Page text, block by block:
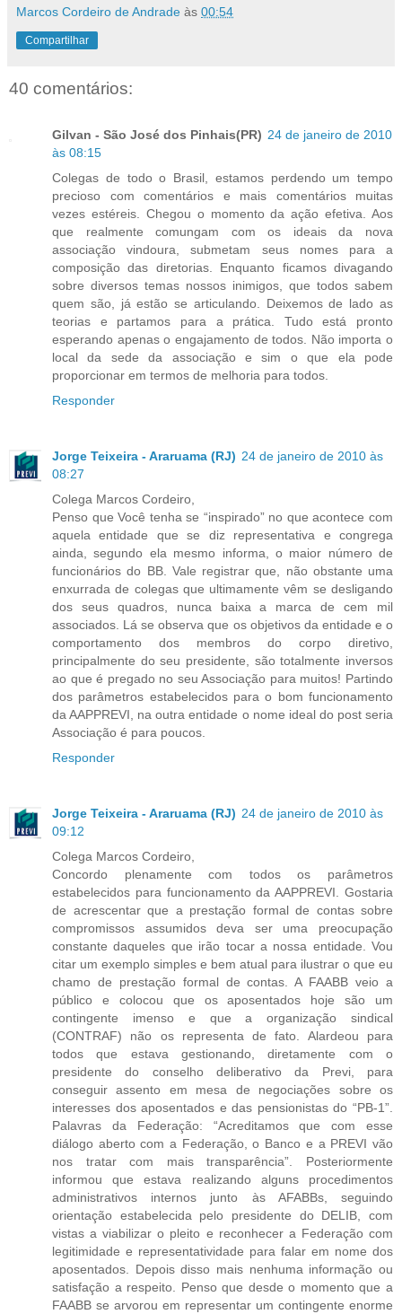
Marcos Cordeiro de Andrade às 00:54
Compartilhar
40 comentários:
Gilvan - São José dos Pinhais(PR) 24 de janeiro de 2010
às 08:15
Colegas de todo o Brasil, estamos perdendo um tempo
precioso com comentários e mais comentários muitas
vezes estéreis. Chegou o momento da ação efetiva. Aos
que realmente comungam com os ideais da nova
associação vindoura, submetam seus nomes para a
composição das diretorias. Enquanto ficamos divagando
sobre diversos temas nossos inimigos, que todos sabem
quem são, já estão se articulando. Deixemos de lado as
teorias e partamos para a prática. Tudo está pronto
esperando apenas o engajamento de todos. Não importa o
local da sede da associação e sim o que ela pode
proporcionar em termos de melhoria para todos.
Responder
Jorge Teixeira - Araruama (RJ) 24 de janeiro de 2010 às
08:27
Colega Marcos Cordeiro,
Penso que Você tenha se “inspirado” no que acontece com
aquela entidade que se diz representativa e congrega
ainda, segundo ela mesmo informa, o maior número de
funcionários do BB. Vale registrar que, não obstante uma
enxurrada de colegas que ultimamente vêm se desligando
dos seus quadros, nunca baixa a marca de cem mil
associados. Lá se observa que os objetivos da entidade e o
comportamento dos membros do corpo diretivo,
principalmente do seu presidente, são totalmente inversos
ao que é pregado no seu Associação para muitos! Partindo
dos parâmetros estabelecidos para o bom funcionamento
da AAPPREVI, na outra entidade o nome ideal do post seria
Associação é para poucos.
Responder
Jorge Teixeira - Araruama (RJ) 24 de janeiro de 2010 às
09:12
Colega Marcos Cordeiro,
Concordo plenamente com todos os parâmetros
estabelecidos para funcionamento da AAPPREVI. Gostaria
de acrescentar que a prestação formal de contas sobre
compromissos assumidos deva ser uma preocupação
constante daqueles que irão tocar a nossa entidade. Vou
citar um exemplo simples e bem atual para ilustrar o que eu
chamo de prestação formal de contas. A FAABB veio a
público e colocou que os aposentados hoje são um
contingente imenso e que a organização sindical
(CONTRAF) não os representa de fato. Alardeou para
todos que estava gestionando, diretamente com o
presidente do conselho deliberativo da Previ, para
conseguir assento em mesa de negociações sobre os
interesses dos aposentados e das pensionistas do “PB-1”.
Palavras da Federação: “Acreditamos que com esse
diálogo aberto com a Federação, o Banco e a PREVI vão
nos tratar com mais transparência”. Posteriormente
informou que estava realizando alguns procedimentos
administrativos internos junto às AFABBs, seguindo
orientação estabelecida pelo presidente do DELIB, com
vistas a viabilizar o pleito e reconhecer a Federação com
legitimidade e representatividade para falar em nome dos
aposentados. Depois disso mais nenhuma informação ou
satisfação a respeito. Penso que desde o momento que a
FAABB se arvorou em representar um contingente enorme